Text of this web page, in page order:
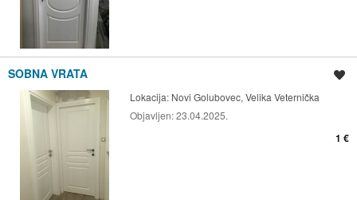
SOBNA VRATA
Lokacija: Novi Golubovec, Velika Veternička
Objavljen:23.04.2025.
1 €